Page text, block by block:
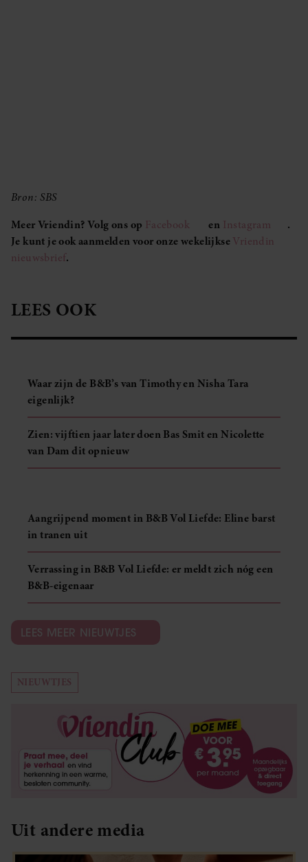
Bron: SBS
Meer Vriendin? Volg ons op Facebook en Instagram
.
Je kunt je ook aanmelden voor onze wekelijkseVriendin
nieuwsbrief.
LEES OOK
Waar zijn de B&B’s van Timothy en Nisha Tara
eigenlijk?
Zien: vijftien jaar later doen Bas Smit en Nicolette
van Dam dit opnieuw
Aangrijpend moment in B&B Vol Liefde: Eline barst
in tranen uit
Verrassing in B&B Vol Liefde: er meldt zich nóg een
B&B-eigenaar
LEES MEER NIEUWTJES
NIEUWTJES
Uit andere media